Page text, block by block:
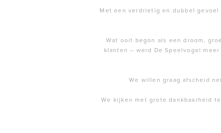
Met een verdrietig en dubbel
Wat ooit begon als een droom,
klanten – werd De Speelvogel
We willen graag afscheid
We kijken met grote dankbaarheid